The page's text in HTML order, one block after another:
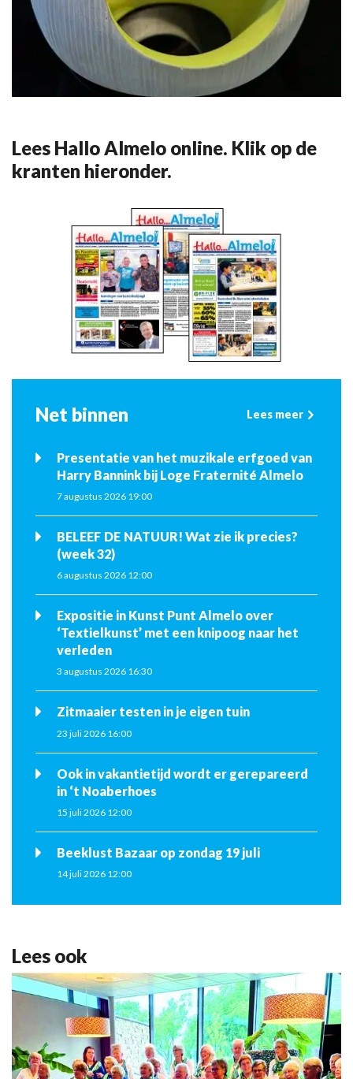
Lees Hallo Almelo online. Klik op de
kranten hieronder.
Net binnen Lees meer
Presentatie van het muzikale erfgoed van
Harry Bannink bij Loge Fraternité Almelo
7 augustus 2026 19:00
BELEEF DE NATUUR! Wat zie ik precies?
(week 32)
6 augustus 2026 12:00
Expositie in Kunst Punt Almelo over
‘Textielkunst’ met een knipoog naar het
verleden
3 augustus 2026 16:30
Zitmaaier testen in je eigen tuin
23 juli 2026 16:00
Ook in vakantietijd wordt er gerepareerd
in ‘t Noaberhoes
15 juli 2026 12:00
Beeklust Bazaar op zondag 19 juli
14 juli 2026 12:00
Lees ook